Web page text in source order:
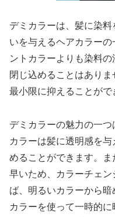
デミカラーは、髪に染
いを与えるヘアカラー
ントカラーよりも染料
閉じ込めることはあり
最小限に抑えることがで
デミカラーの魅力の一
カラーは髪に透明感を
めることができます。
早いため、カラーチェン
ば、明るいカラーから
カラーを使って一時的